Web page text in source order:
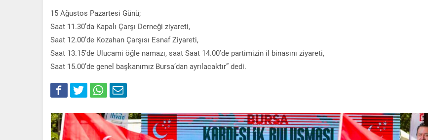
15 Ağustos Pazartesi Günü;
Saat 11.30’da Kapalı Çarşı Derneği ziyareti,
Saat 12.00’de Kozahan Çarşısı Esnaf Ziyareti,
Saat 13.15’de Ulucami öğle namazı, saat Saat 14.00’de partimizin il binasını ziyareti,
Saat 15.00’de genel başkanımız Bursa’dan ayrılacaktır” dedi.